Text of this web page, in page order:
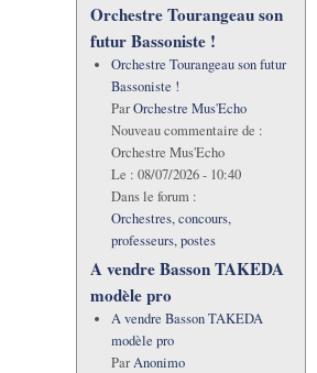
Orchestre Tourangeau son
futur Bassoniste !
Orchestre Tourangeau son futur
Bassoniste !
ParOrchestre Mus'Echo
Nouveau commentaire de :
Orchestre Mus'Echo
Le : 08/07/2026 - 10:40
Dans le forum :
Orchestres, concours,
professeurs, postes
A vendre Basson TAKEDA
modèle pro
A vendre Basson TAKEDA
modèle pro
ParAnonimo